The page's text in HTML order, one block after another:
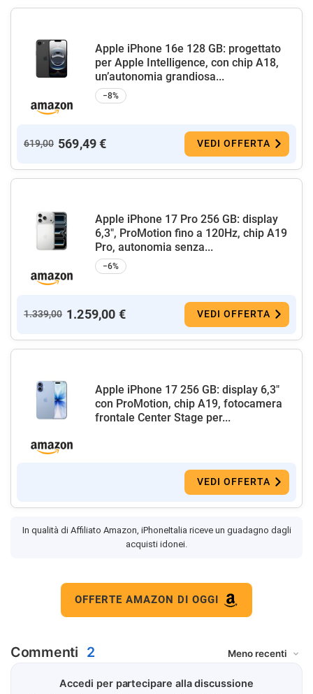
Apple iPhone 16e 128 GB: progettato
per Apple Intelligence, con chip A18,
un’autonomia grandiosa...
−8%
619,00 569,49 € VEDI OFFERTA
Apple iPhone 17 Pro 256 GB: display
6,3", ProMotion fino a 120Hz, chip A19
Pro, autonomia senza...
−6%
1.339,00 1.259,00 € VEDI OFFERTA
Apple iPhone 17 256 GB: display 6,3"
con ProMotion, chip A19, fotocamera
frontale Center Stage per...
VEDI OFFERTA
In qualità di Affiliato Amazon, iPhoneItalia riceve un guadagno dagli
acquisti idonei.
OFFERTE AMAZON DI OGGI
Commenti 2
Accedi per partecipare alla discussione